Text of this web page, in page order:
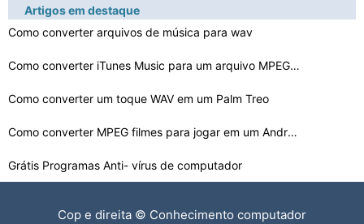
Como faço para converter um arquivo Meta para MP3 ou F…
Como converter faixas estéreo para mono no Sonar
Como converter Xvid para MP3
Artigos em destaque
Como converter arquivos de música para wav
Como converter iTunes Music para um arquivo MPEG para u…
Como converter um toque WAV em um Palm Treo
Como converter MPEG filmes para jogar em um Android
Grátis Programas Anti- vírus de computador
Cop e direita © Conhecimento computador